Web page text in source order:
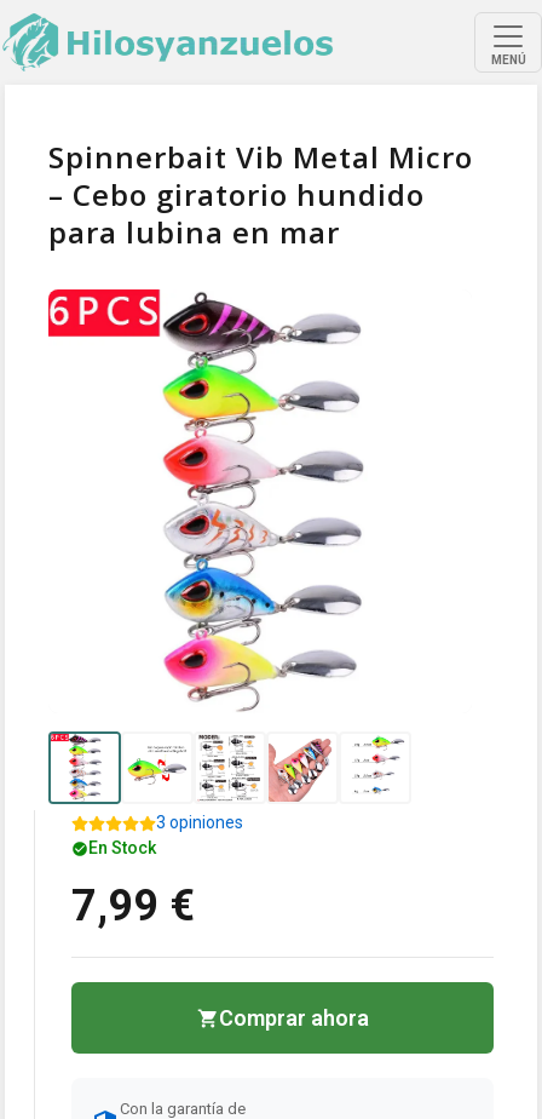
MENÚ
Spinnerbait Vib Metal Micro
– Cebo giratorio hundido
para lubina en mar
3 opiniones
En Stock
7,99 €
Comprar ahora
Con la garantía de